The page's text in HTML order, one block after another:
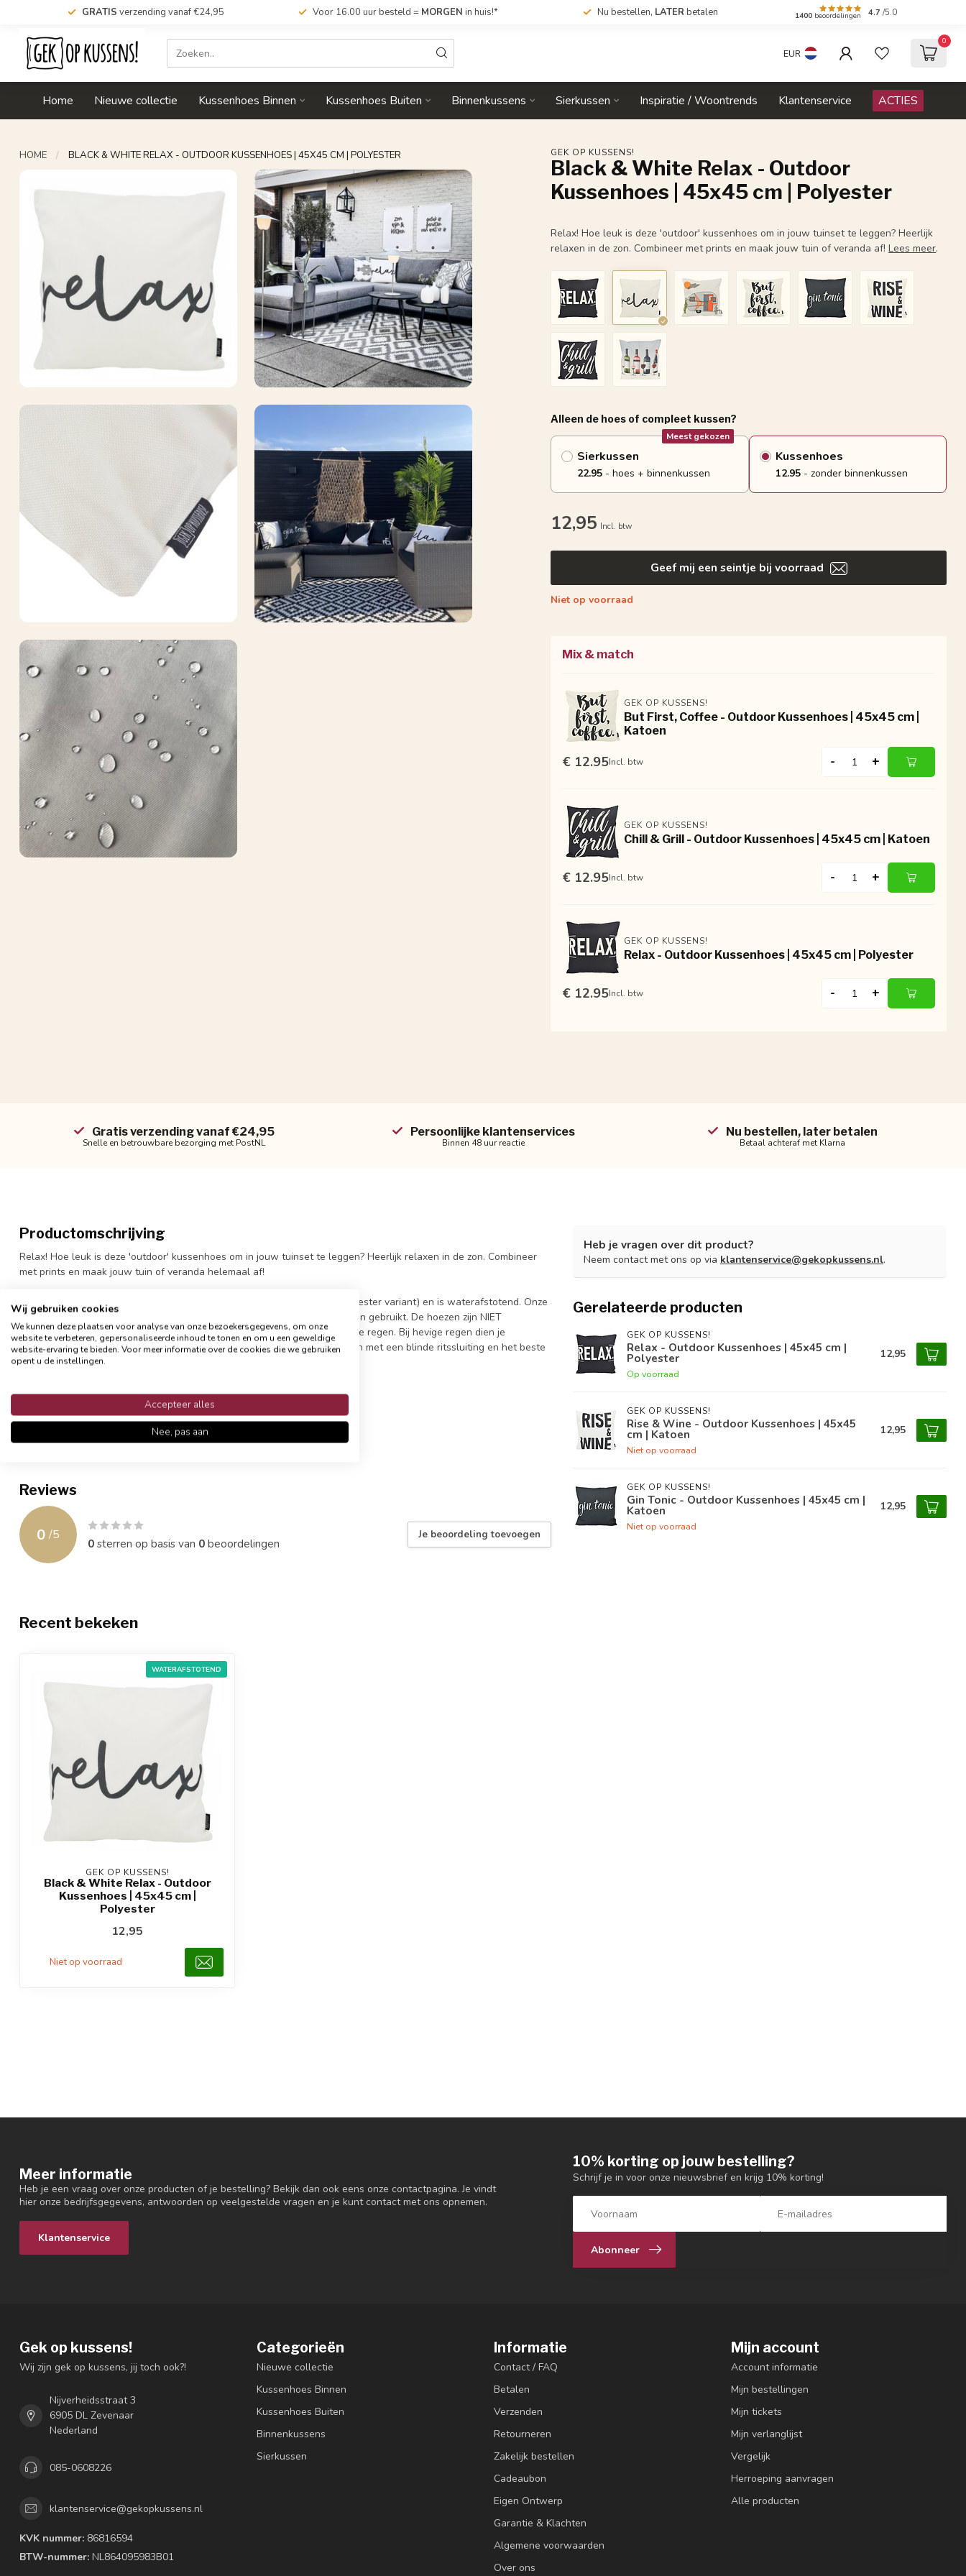
GRATIS verzending vanaf €24,95 Voor 16.00 uur besteld = MORGEN in huis!* Nu bestellen, LATER betalen 1400 beoordelingen 4.7 /5.0
EUR
0
Home Nieuwe collectie Kussenhoes Binnen Kussenhoes Buiten Binnenkussens Sierkussen Inspiratie / Woontrends Klantenservice ACTIES
HOME / BLACK & WHITE RELAX - OUTDOOR KUSSENHOES | 45X45 CM | POLYESTER GEK OP KUSSENS!
Black & White Relax - Outdoor
Kussenhoes | 45x45 cm | Polyester
Relax! Hoe leuk is deze 'outdoor' kussenhoes om in jouw tuinset te leggen? Heerlijk
relaxen in de zon. Combineer met prints en maak jouw tuin of veranda af!Lees meer.
Alleen de hoes of compleet kussen?
Sierkussen
Meest gekozen
22.95 - hoes + binnenkussen
Kussenhoes
12.95- zonder binnenkussen
12,95 Incl. btw
Geef mij een seintje bij voorraad
Niet op voorraad
Mix & match
GEK OP KUSSENS!
But First, Coffee - Outdoor Kussenhoes | 45x45 cm |
Katoen
€ 12.95Incl. btw - +
GEK OP KUSSENS!
Chill & Grill - Outdoor Kussenhoes | 45x45 cm | Katoen
€ 12.95Incl. btw - +
GEK OP KUSSENS!
Relax - Outdoor Kussenhoes | 45x45 cm | Polyester
€ 12.95Incl. btw - +
Gratis verzending vanaf €24,95
Snelle en betrouwbare bezorging met PostNL
Persoonlijke klantenservices
Binnen 48 uur reactie
Nu bestellen, later betalen
Betaal achteraf met Klarna
Productomschrijving
Relax! Hoe leuk is deze 'outdoor' kussenhoes om in jouw tuinset te leggen? Heerlijk relaxen in de zon. Combineer
met prints en maak jouw tuin of veranda helemaal af!
De kussenhoes is gemaakt van polyester (wat dunner dan de katoen/polyester variant) en is waterafstotend. Onze
kussenhoezen zijn behandeld om gedurende het hele jaar buiten te worden gebruikt. De hoezen zijn NIET
waterdicht, maar resistent tegen invloeden van dauw, transpiratie en lichte regen. Bij hevige regen dien je
bijvoorbeeld de kussens naar binnen te halen. Je kunt de hoes af te sluiten met een blinde ritssluiting en het beste
op de hand wassen zo blijft de hoes langer mooi en beter van vorm.
- Formaat 45 x 45 cm
- Waterafstotend (niet waterdicht)
Reviews
0 /5
0sterren op basis van 0beoordelingen
Je beoordeling toevoegen
Heb je vragen over dit product?
Neem contact met ons op via klantenservice@gekopkussens.nl.
Gerelateerde producten
GEK OP KUSSENS!
Relax - Outdoor Kussenhoes | 45x45 cm |
Polyester
Op voorraad
12,95
GEK OP KUSSENS!
Rise & Wine - Outdoor Kussenhoes | 45x45
cm | Katoen
Niet op voorraad
12,95
GEK OP KUSSENS!
Gin Tonic - Outdoor Kussenhoes | 45x45 cm |
Katoen
Niet op voorraad
12,95
Recent bekeken
WATERAFSTOTEND
GEK OP KUSSENS!
Black & White Relax - Outdoor
Kussenhoes | 45x45 cm |
Polyester
12,95
Niet op voorraad
Meer informatie
Heb je een vraag over onze producten of je bestelling? Bekijk dan ook eens onze contactpagina. Je vindt
hier onze bedrijfsgegevens, antwoorden op veelgestelde vragen en je kunt contact met ons opnemen.
Klantenservice
10% korting op jouw bestelling?
Schrijf je in voor onze nieuwsbrief en krijg 10% korting!
Abonneer
Gek op kussens!
Wij zijn gek op kussens, jij toch ook?!
Nijverheidsstraat 3
6905 DL Zevenaar
Nederland
085-0608226
klantenservice@gekopkussens.nl
KVK nummer: 86816594
BTW-nummer: NL864095983B01
Categorieën
Nieuwe collectie
Kussenhoes Binnen
Kussenhoes Buiten
Binnenkussens
Sierkussen
Informatie
Contact / FAQ
Betalen
Verzenden
Retourneren
Zakelijk bestellen
Cadeaubon
Eigen Ontwerp
Garantie & Klachten
Algemene voorwaarden
Over ons
Mijn account
Account informatie
Mijn bestellingen
Mijn tickets
Mijn verlanglijst
Vergelijk
Herroeping aanvragen
Alle producten
Wij gebruiken cookies
We kunnen deze plaatsen voor analyse van onze bezoekersgegevens, om onze
website te verbeteren, gepersonaliseerde inhoud te tonen en om u een geweldige
website-ervaring te bieden. Voor meer informatie over de cookies die we gebruiken
opent u de instellingen.
Accepteer alles
Nee, pas aan